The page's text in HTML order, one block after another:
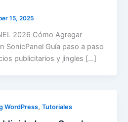
15, 2025
2026 Cómo Agregar
SonicPanel Guía paso a paso
publicitarios y jingles […]
WordPress,Tutoriales